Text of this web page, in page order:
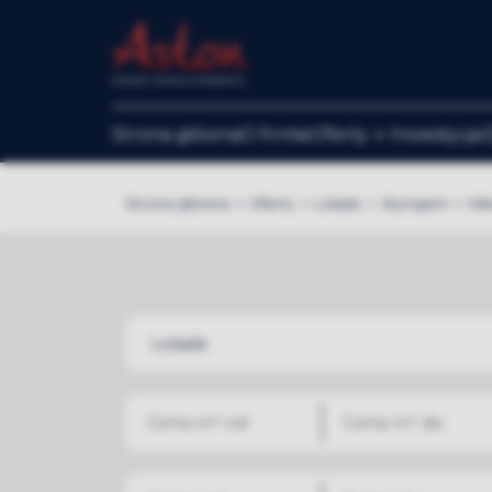
Strona głównaO firmieOferty Inwestycje
Wynajem